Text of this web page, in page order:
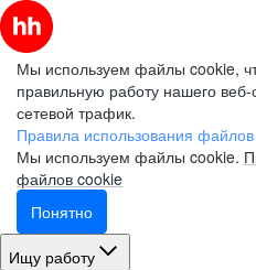
Мы используем файлы cookie,
правильную работу нашего веб-
сетевой трафик.
Правила использования
Мы используем файлы cookie.
файлов cookie
Понятно
Ищу работу